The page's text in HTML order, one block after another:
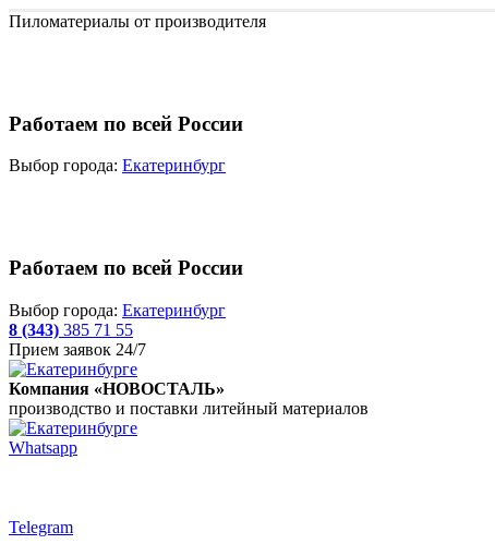
Пиломатериалы от производителя
Работаем по всей России
Выбор города: Екатеринбург
Работаем по всей России
Выбор города: Екатеринбург
8 (343) 385 71 55
Прием заявок 24/7
Компания «НОВОСТАЛЬ»
производство и поставки литейный материалов
Whatsapp
Telegram